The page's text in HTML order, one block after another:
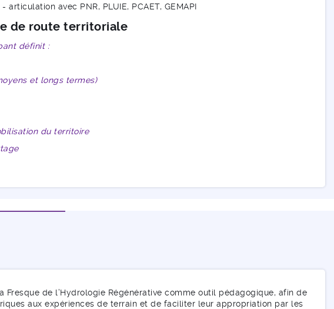
avec PNR, PLUIE, PCAET, GEMAPI
de route territoriale
définit :
et longs termes)
du territoire
Fresque de l’Hydrologie Régénérative comme outil pédagogique, afin de
aux expériences de terrain et de faciliter leur appropriation par les